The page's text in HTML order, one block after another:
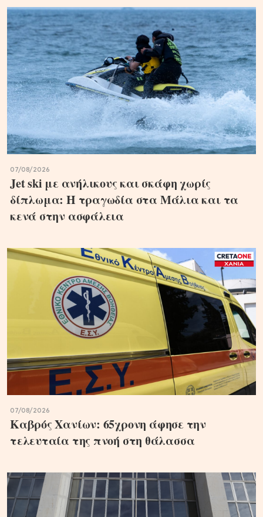
07/08/2026
Jet ski με ανήλικους και σκάφη χωρίς
δίπλωμα: Η τραγωδία στα Μάλια και τα
κενά στην ασφάλεια
07/08/2026
Καβρός Χανίων: 65χρονη άφησε την
τελευταία της πνοή στη θάλασσα